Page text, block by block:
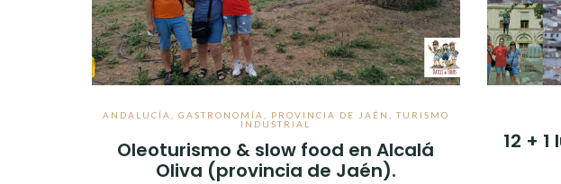
ANDALUCÍA GASTRONOMÍA PROVINCIA DE JAÉN ,TURISMO
INDUSTRIAL
Oleoturismo & slow food en Alcalá
Oliva (provincia de Jaén).
12 +